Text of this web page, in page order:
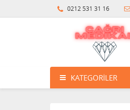
0212 531 31 16
KATEGORILER
Wollex 615
Protezi
3.396,14